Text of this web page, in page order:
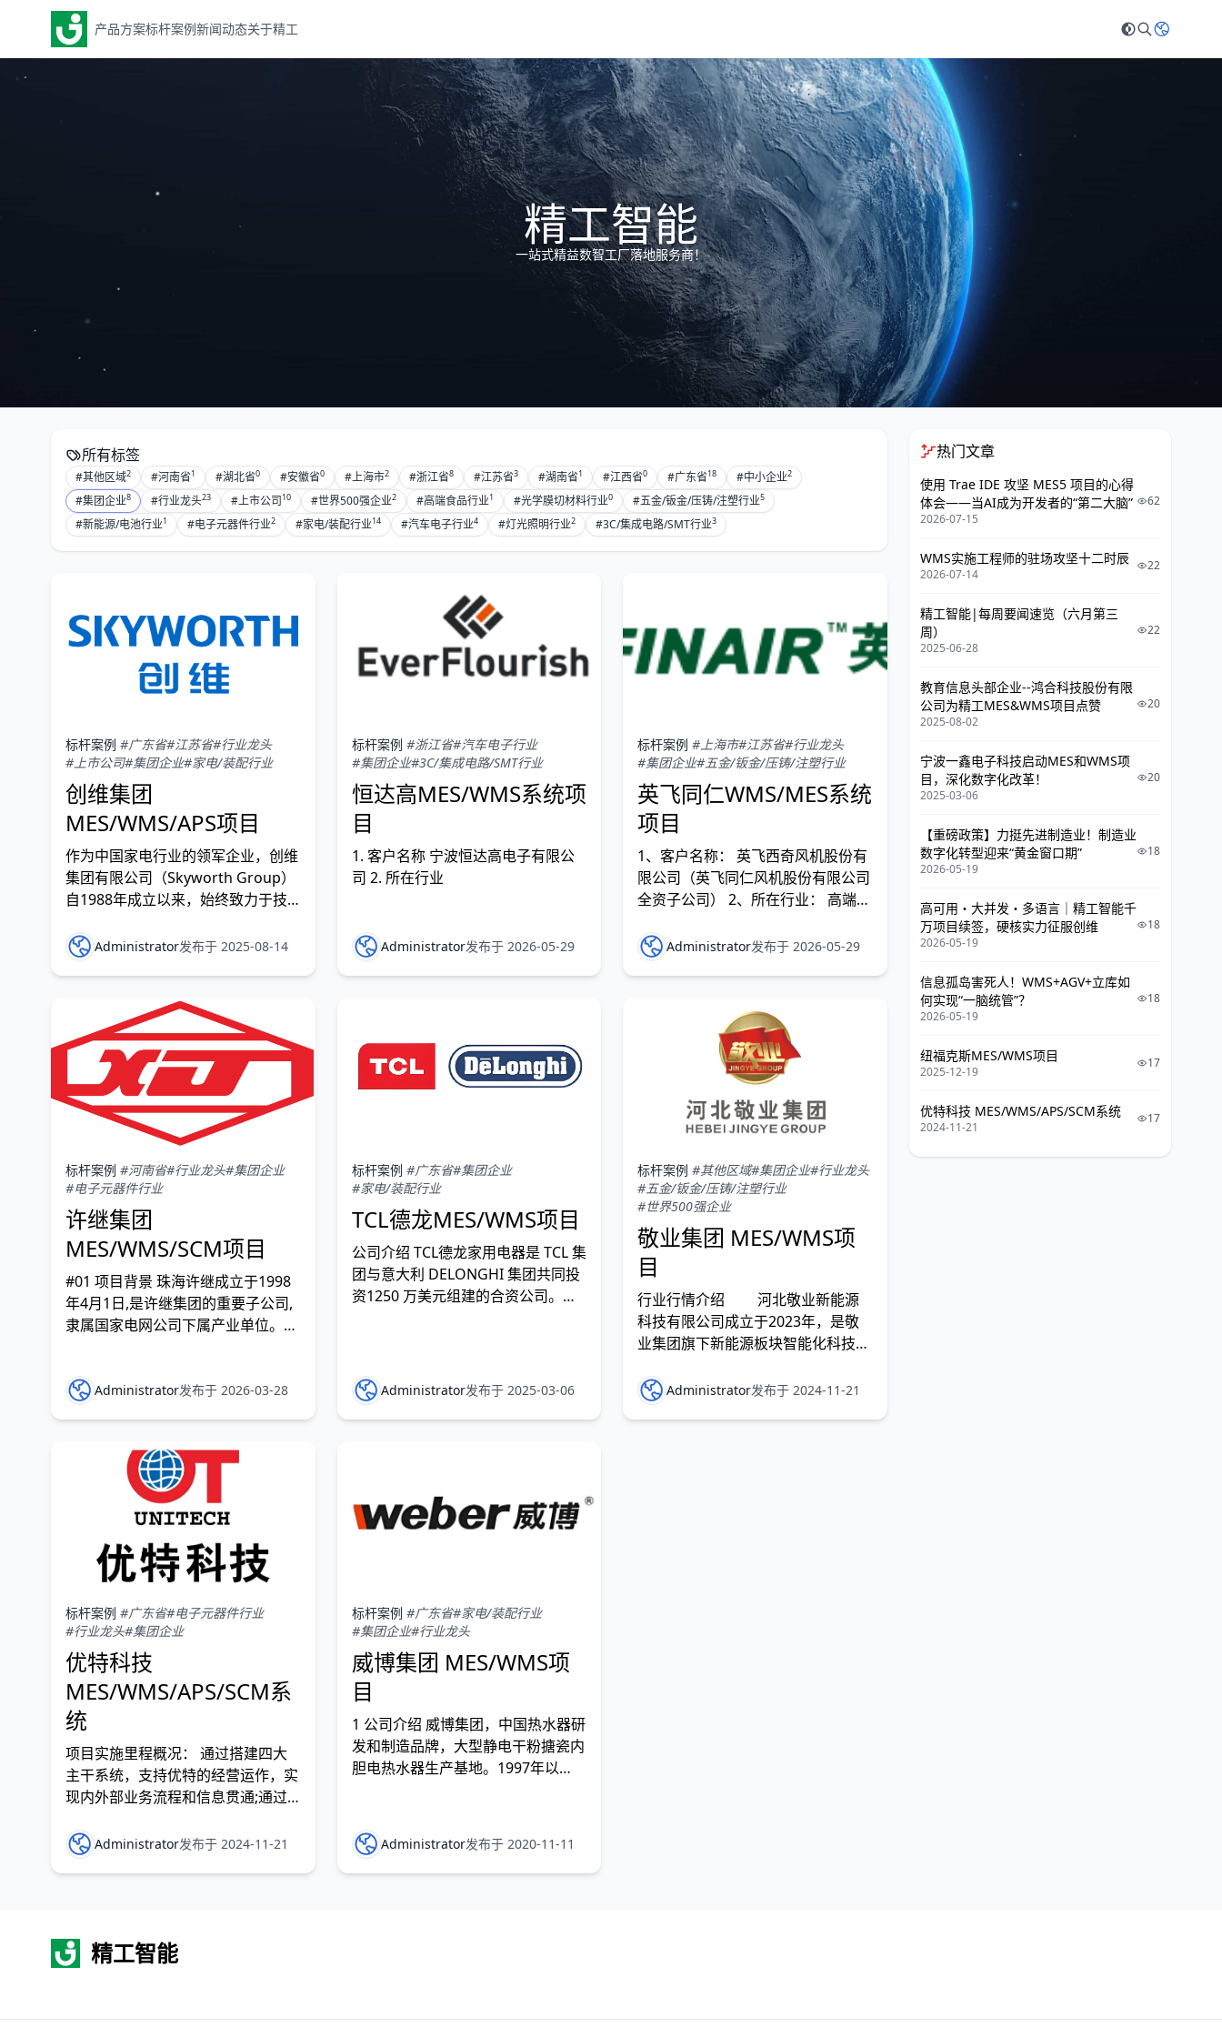
产品方案标杆案例新闻动态关于精工
精工智能
一站式精益数智工厂落地服务商！
所有标签
#其他区域2 #河南省1 #湖北省0 #安徽省0 #上海市2 #浙江省8 #江苏省3 #湖南省1 #江西省0 #广东省18 #中小企业2
#集团企业8 #行业龙头23 #上市公司10 #世界500强企业2 #高端食品行业1 #光学膜切材料行业0 #五金/钣金/压铸/注塑行业5
#新能源/电池行业1 #电子元器件行业2 #家电/装配行业14 #汽车电子行业4 #灯光照明行业2 #3C/集成电路/SMT行业3
标杆案例 #广东省#江苏省#行业龙头
#上市公司#集团企业#家电/装配行业
创维集团
MES/WMS/APS项目
作为中国家电行业的领军企业，创维
集团有限公司（Skyworth Group）
自1988年成立以来，始终致力于技
2025”的战略机遇，创维积极推动智
能制造转型，通过部署WMS（仓储
统）和APS（高级计划排程系统），
构建了从仓储管理到生产
Administrator发布于 2025-08-14
标杆案例 #浙江省#汽车电子行业
#集团企业#3C/集成电路/SMT行业
恒达高MES/WMS系统项
目
1. 客户名称 宁波恒达高电子有限公
司 2. 所在行业
Administrator发布于 2026-05-29
标杆案例 #上海市#江苏省#行业龙头
#集团企业#五金/钣金/压铸/注塑行业
英飞同仁WMS/MES系统
项目
1、客户名称： 英飞西奇风机股份有
限公司（英飞同仁风机股份有限公司
全资子公司） 2、所在行业： 高端装
Administrator发布于 2026-05-29
标杆案例 #河南省#行业龙头#集团企业
#电子元器件行业
许继集团
MES/WMS/SCM项目
#01 项目背景 珠海许继成立于1998
年4月1日,是许继集团的重要子公司,
隶属国家电网公司下属产业单位。专
设备的研发、生产、工程和销售，是
级,以企业十四五规划愿景为目标,
Administrator发布于 2026-03-28
标杆案例 #广东省#集团企业
#家电/装配行业
TCL德龙MES/WMS项目
公司介绍 TCL德龙家用电器是 TCL 集
团与意大利 DELONGHI 集团共同投
资1250 万美元组建的合资公司。
一，也是除湿机和移动空调专业生产
基地。TCL 德龙 2005 年落户于中国
家电产业基地
Administrator发布于 2025-03-06
标杆案例 #其他区域#集团企业#行业龙头
#五金/钣金/压铸/注塑行业
#世界500强企业
敬业集团 MES/WMS项
目
行业行情介绍 河北敬业新能源
科技有限公司成立于2023年，是敬
业集团旗下新能源板块智能化科技企
标，推行产业链融合发展，集储能产
品研发、制造、销售、运维服务于一
Administrator发布于 2024-11-21
标杆案例 #广东省#电子元器件行业
#行业龙头#集团企业
优特科技
MES/WMS/APS/SCM系
统
项目实施里程概况： 通过搭建四大
主干系统，支持优特的经营运作，实
现内外部业务流程和信息贯通;通过
运作，实现内外部业务流程和信息贯
通;通过搭建四大主干系统，支持优
程纳入
Administrator发布于 2024-11-21
标杆案例 #广东省#家电/装配行业
#集团企业#行业龙头
威博集团 MES/WMS项
目
1 公司介绍 威博集团，中国热水器研
发和制造品牌，大型静电干粉搪瓷内
胆电热水器生产基地。1997年以
20个中国著名品牌进行
Administrator发布于 2020-11-11
热门文章
使用 Trae IDE 攻坚 MES5 项目的心得
体会——当AI成为开发者的“第二大脑”
2026-07-15
62
WMS实施工程师的驻场攻坚十二时辰
2026-07-14
22
精工智能|每周要闻速览（六月第三
周）
2025-06-28
22
教育信息头部企业--鸿合科技股份有限
公司为精工MES&WMS项目点赞
2025-08-02
20
宁波一鑫电子科技启动MES和WMS项
目，深化数字化改革！
2025-03-06
20
【重磅政策】力挺先进制造业！制造业
数字化转型迎来“黄金窗口期”
2026-05-19
18
高可用・大并发・多语言｜精工智能千
万项目续签，硬核实力征服创维
2026-05-19
18
信息孤岛害死人！WMS+AGV+立库如
何实现“一脑统管”？
2026-05-19
18
纽福克斯MES/WMS项目
2025-12-19
17
优特科技 MES/WMS/APS/SCM系统
2024-11-21
17
精工智能